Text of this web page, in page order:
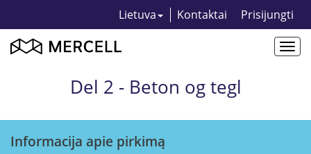
Lietuva Kontaktai Prisijungti
Del 2 - Beton og tegl
Informacija apie pirkimą